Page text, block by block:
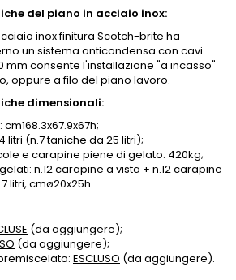
del piano in acciaio inox:
inox finitura Scotch-brite ha
un sistema anticondensa con cavi
mm consente l'installazione "a incasso"
oppure a filo del piano lavoro.
dimensionali:
litri (n.7 taniche da 25 litri);
e carapine piene di gelato: 420kg;
n.12 carapine a vista + n.12 carapine
litri, cmø20x25h.
(da aggiungere);
(da aggiungere);
ESCLUSO (da aggiungere).